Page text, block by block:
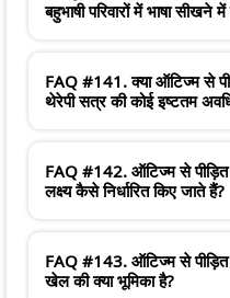
बहुभाषी परिवारों में भाषा
FAQ #141. क्या ऑटिज्म से
थेरेपी सत्र की कोई इष्टतम
FAQ #142. ऑटिज्म से
लक्ष्य कैसे निर्धारित किए जाते हैं?
FAQ #143. ऑटिज्म से पीड़ित
खेल की क्या भूमिका है?